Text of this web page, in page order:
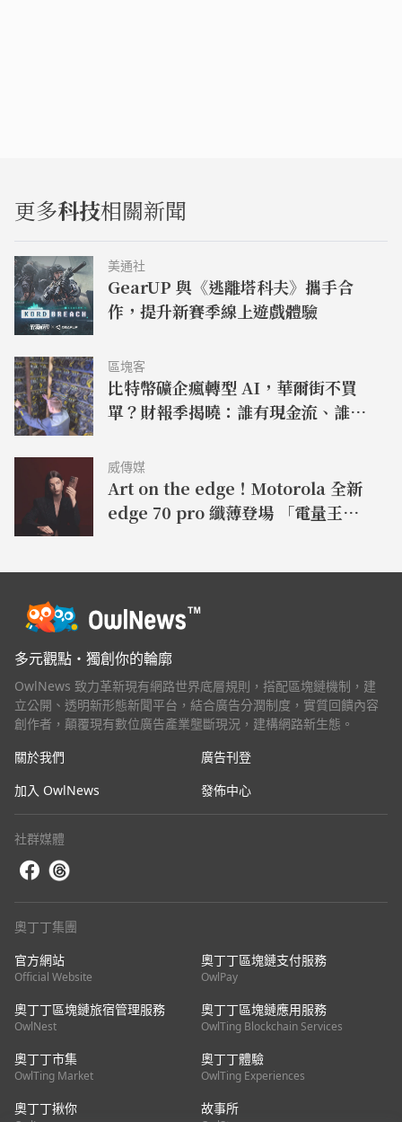
更多科技相關新聞
美通社
GearUP 與《逃離塔科夫》攜手合
作，提升新賽季線上遊戲體驗
區塊客
比特幣礦企瘋轉型 AI，華爾街不買
單？財報季揭曉：誰有現金流、誰還
威傳媒
Art on the edge！Motorola 全新
edge 70 pro 纖薄登場 「電量王
多元觀點・獨創你的輪廓
OwlNews 致力革新現有網路世界底層規則，搭配區塊鏈機制，建
立公開、透明新形態新聞平台，結合廣告分潤制度，實質回饋內容
創作者，顛覆現有數位廣告產業壟斷現況，建構網路新生態。
關於我們
廣告刊登
加入 OwlNews
發佈中心
社群媒體
奧丁丁集團
官方網站
Official Website
奧丁丁區塊鏈支付服務
OwlPay
奧丁丁區塊鏈旅宿管理服務
OwlNest
奧丁丁區塊鏈應用服務
OwlTing Blockchain Services
奧丁丁市集
OwlTing Market
奧丁丁體驗
OwlTing Experiences
奧丁丁揪你 故事所